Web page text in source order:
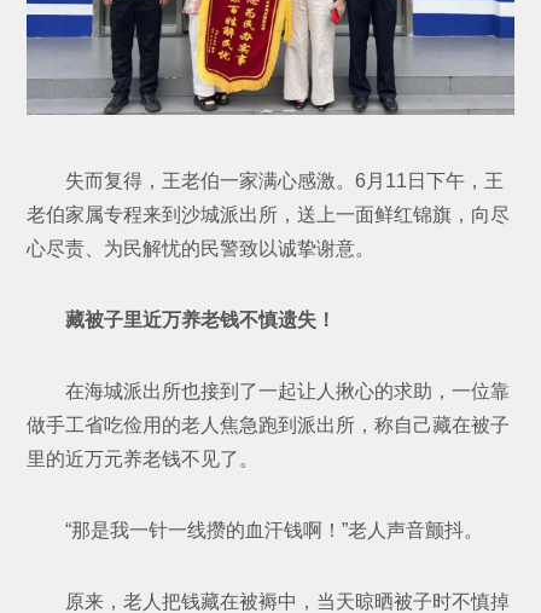
失而复得，王老伯一家满心感激。6月11日下午，王
老伯家属专程来到沙城派出所，送上一面鲜红锦旗，向尽
心尽责、为民解忧的民警致以诚挚谢意。
藏被子里近万养老钱不慎遗失！
在海城派出所也接到了一起让人揪心的求助，一位靠
做手工省吃俭用的老人焦急跑到派出所，称自己藏在被子
里的近万元养老钱不见了。
“那是我一针一线攒的血汗钱啊！”老人声音颤抖。
原来，老人把钱藏在被褥中，当天晾晒被子时不慎掉